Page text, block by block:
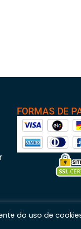
FORMAS DE
do uso de